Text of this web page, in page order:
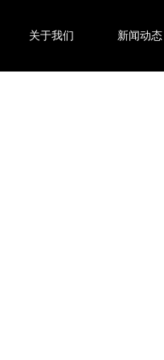
关于我们 新闻动态